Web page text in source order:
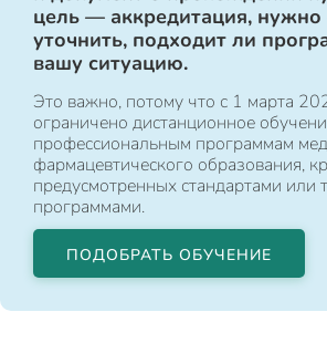
цель — аккредитация, нужно
уточнить, подходит ли
вашу ситуацию.
Это важно, потому что с 1 марта
ограничено дистанционное
профессиональным программам
фармацевтического образования,
предусмотренных стандартами или
программами.
ПОДОБРАТЬ ОБУЧЕНИЕ